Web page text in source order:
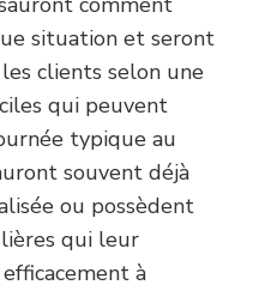
situation et seront
clients selon une
qui peuvent
typique au
souvent déjà
ou possèdent
qui leur
à